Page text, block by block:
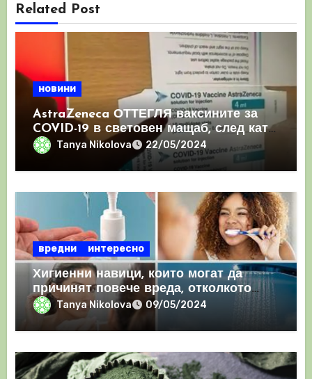
Related Post
новини
AstraZeneca ОТТЕГЛЯ ваксините за
COVID-19 в световен мащаб, след като
призна, че те причиняват КРЪВНИ
Tanya Nikolova 22/05/2024
вредни интересно
Хигиенни навици, които могат да
причинят повече вреда, отколкото
ползаTanya Nikolova 09/05/2024